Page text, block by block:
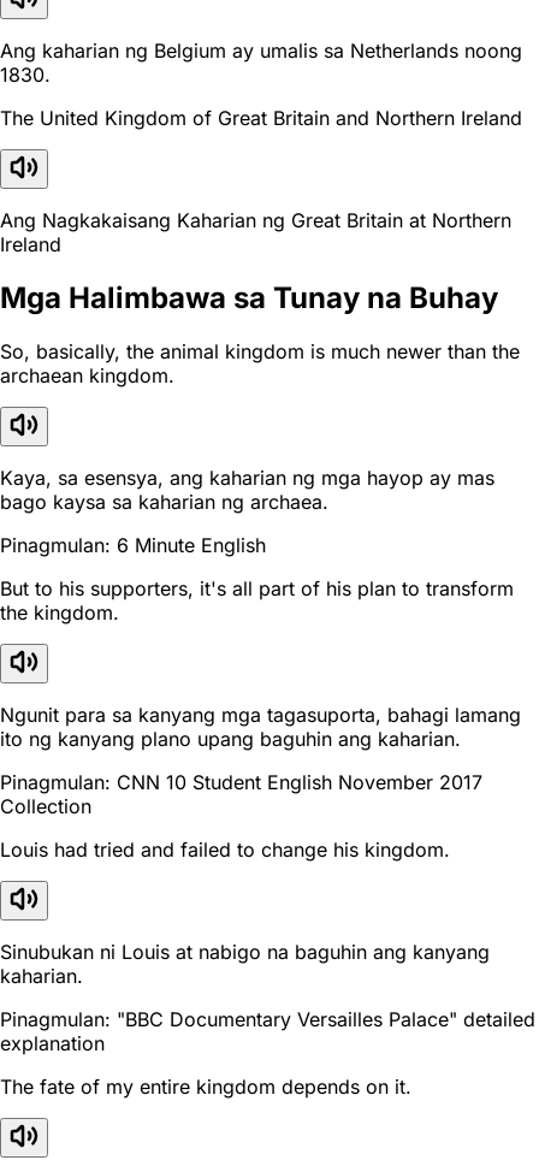
Ang kaharian ng Belgium ay umalis sa Netherlands noong
1830.
The United Kingdom of Great Britain and Northern Ireland
Ang Nagkakaisang Kaharian ng Great Britain at Northern
Ireland
Mga Halimbawa sa Tunay na Buhay
So, basically, the animal kingdom is much newer than the
archaean kingdom.
Kaya, sa esensya, ang kaharian ng mga hayop ay mas
bago kaysa sa kaharian ng archaea.
Pinagmulan: 6 Minute English
But to his supporters, it's all part of his plan to transform
the kingdom.
Ngunit para sa kanyang mga tagasuporta, bahagi lamang
ito ng kanyang plano upang baguhin ang kaharian.
Pinagmulan: CNN 10 Student English November 2017
Collection
Louis had tried and failed to change his kingdom.
Sinubukan ni Louis at nabigo na baguhin ang kanyang
kaharian.
Pinagmulan: "BBC Documentary Versailles Palace" detailed
explanation
The fate of my entire kingdom depends on it.